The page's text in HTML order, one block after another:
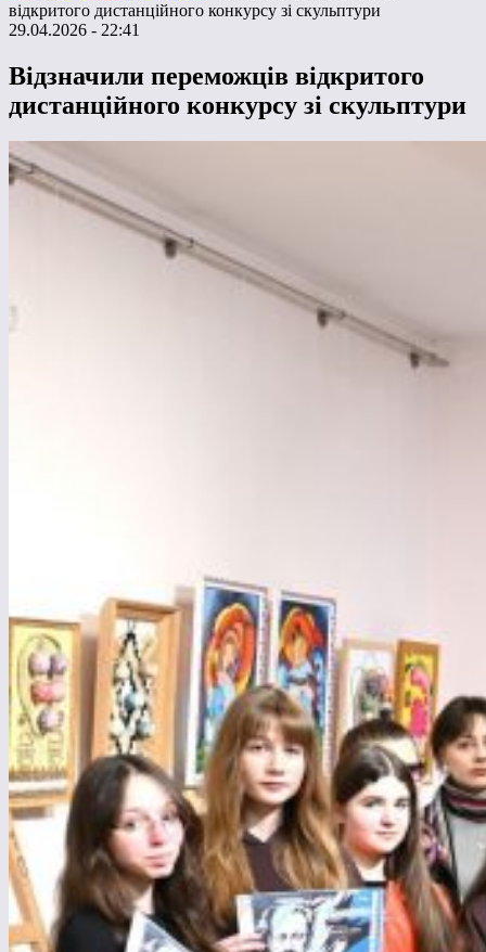
відкритого дистанційного конкурсу зі скульптури
29.04.2026 - 22:41
Відзначили переможців відкритого
дистанційного конкурсу зі скульптури